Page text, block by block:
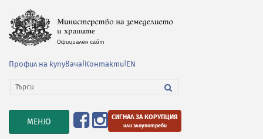
Профил на купувача Контакти EN
TOGGLE
NAVIGATION
МЕНЮ СИГНАЛ ЗА КОРУПЦИЯ
или злоупотреби